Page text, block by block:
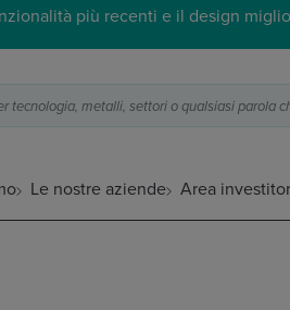
più recenti e il design
tecnologia, metalli, settori o qualsiasi parola
Le nostre aziende Area